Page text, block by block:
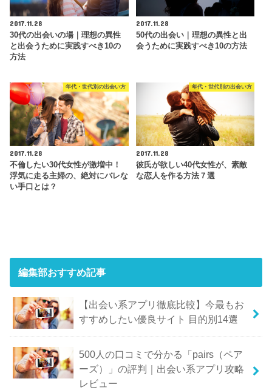
2017.11.28
30代の出会いの場｜理想の異性
と出会うために実践すべき10の
方法
2017.11.28
50代の出会い｜理想の異性と出
会うために実践すべき10の方法
年代・世代別の出会い方
2017.11.28
不倫したい30代女性が激増中！
浮気に走る主婦の、絶対にバレな
い手口とは？
年代・世代別の出会い方
2017.11.28
彼氏が欲しい40代女性が、素敵
な恋人を作る方法７選
編集部おすすめ記事
【出会い系アプリ徹底比較】今最もお
すすめしたい優良サイト 目的別14選
500人の口コミで分かる「pairs（ペア
ーズ）」の評判｜出会い系アプリ攻略
レビュー